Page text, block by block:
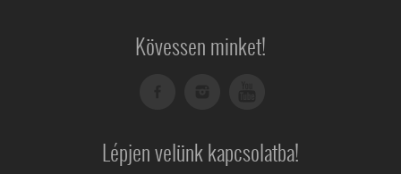
Kövessen minket!
Lépjen velünk kapcsolatba!